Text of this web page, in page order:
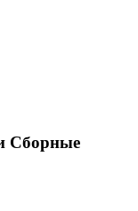
Сборные